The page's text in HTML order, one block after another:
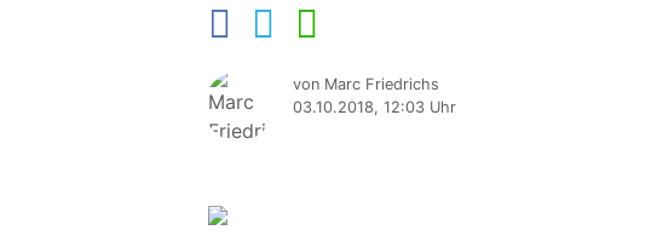
von Marc Friedrichs
03.10.2018, 12:03 Uhr